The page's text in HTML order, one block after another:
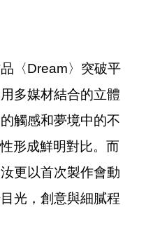
〈Dream〉突破平
多媒材結合的立體
觸感和夢境中的不
形成鮮明對比。而
更以首次製作會動
光，創意與細膩程